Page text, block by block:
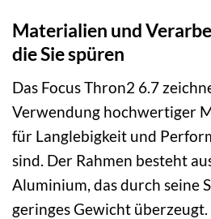
Materialien und
die Sie spüren
Das Focus Thron2 6.7
Verwendung hochwertiger
für Langlebigkeit und
sind. Der Rahmen besteht
Aluminium, das durch seine
geringes Gewicht